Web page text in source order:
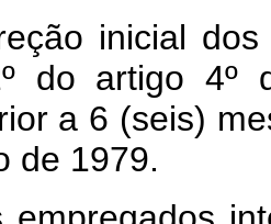
inicial
do artigo 4º
a 6 (seis)
de 1979.